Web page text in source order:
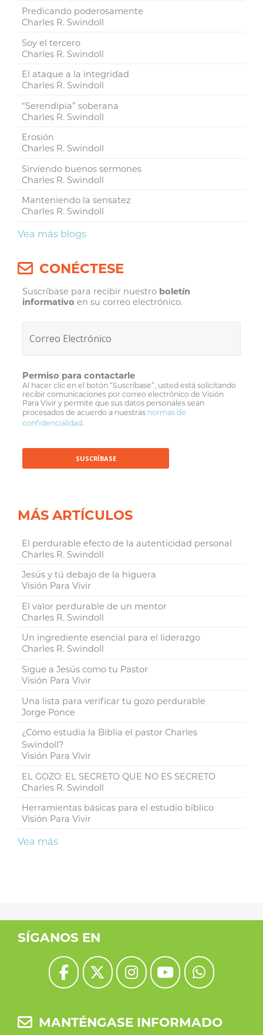
Predicando poderosamente
Charles R. Swindoll
Soy el tercero
Charles R. Swindoll
El ataque a la integridad
Charles R. Swindoll
“Serendipia” soberana
Charles R. Swindoll
Erosión
Charles R. Swindoll
Sirviendo buenos sermones
Charles R. Swindoll
Manteniendo la sensatez
Charles R. Swindoll
Vea más blogs
CONÉCTESE
Suscríbase para recibir nuestro boletín
informativo en su correo electrónico.
Permiso para contactarle
Al hacer clic en el botón “Suscríbase”, usted está solicitando
recibir comunicaciones por correo electrónico de Visión
Para Vivir y permite que sus datos personales sean
procesados de acuerdo a nuestras normas de
confidencialidad.
MÁS ARTÍCULOS
El perdurable efecto de la autenticidad personal
Charles R. Swindoll
Jesús y tú debajo de la higuera
Visión Para Vivir
El valor perdurable de un mentor
Charles R. Swindoll
Un ingrediente esencial para el liderazgo
Charles R. Swindoll
Sigue a Jesús como tu Pastor
Visión Para Vivir
Una lista para verificar tu gozo perdurable
Jorge Ponce
¿Cómo estudia la Biblia el pastor Charles
Swindoll?
Visión Para Vivir
EL GOZO: EL SECRETO QUE NO ES SECRETO
Charles R. Swindoll
Herramientas básicas para el estudio bíblico
Visión Para Vivir
Vea más
SÍGANOS EN
MANTÉNGASE INFORMADO